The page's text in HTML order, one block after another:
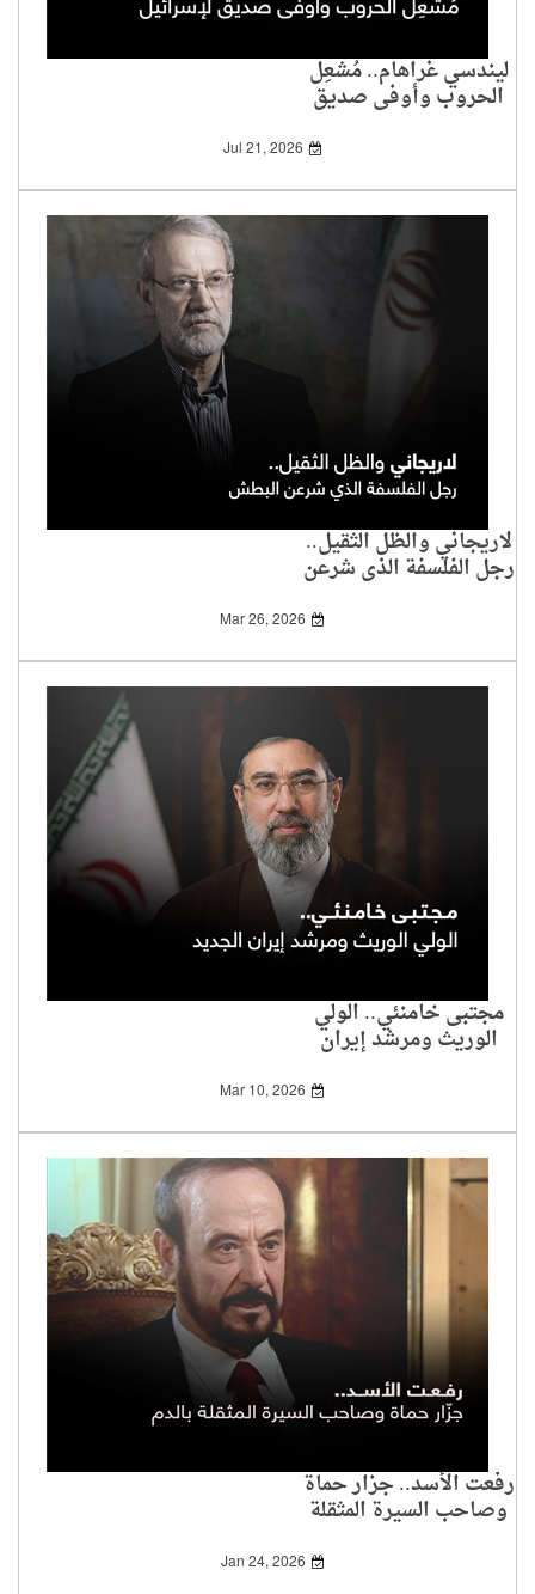
ليندسي غراهام.. مُشعِل
الحروب وأوفى صديق
لإسرائيل
Jul 21, 2026
لاريجاني والظل الثقيل..
رجل الفلسفة الذي شرعن
Mar 26, 2026
مجتبى خامنئي.. الولي
الوريث ومرشد إيران
Mar 10, 2026
رفعت الأسد.. جزار حماة
وصاحب السيرة المثقلة
Jan 24, 2026